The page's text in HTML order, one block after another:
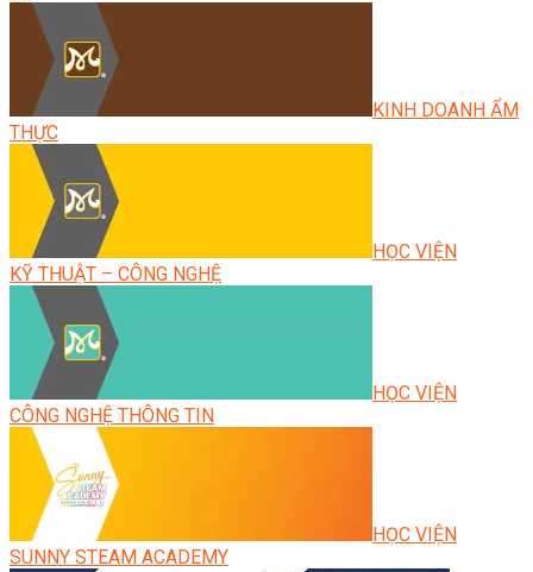
KINH DOANH ẨM
THỰC
HỌC VIỆN
KỸ THUẬT – CÔNG NGHỆ
HỌC VIỆN
CÔNG NGHỆ THÔNG TIN
HỌC VIỆN
SUNNY STEAM ACADEMY